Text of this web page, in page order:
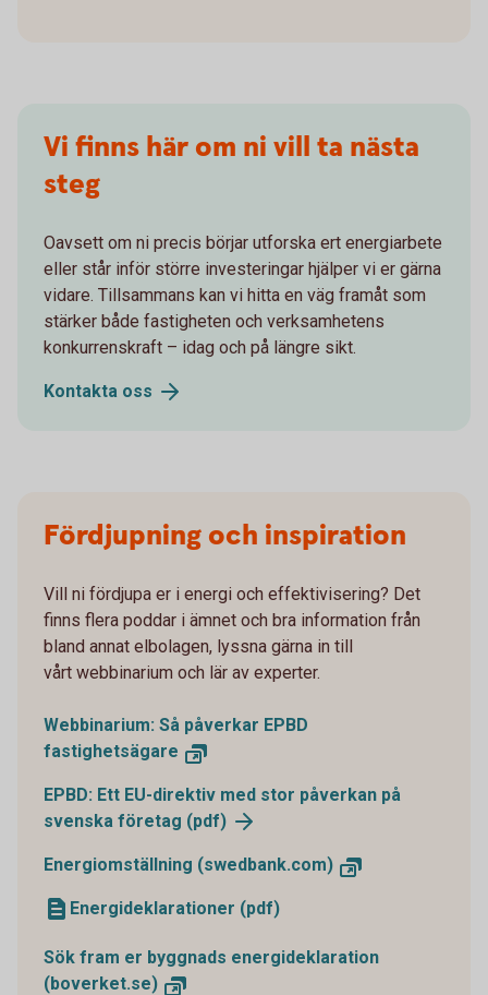
Vi finns här om ni vill ta nästa
steg
Oavsett om ni precis börjar utforska ert energiarbete
eller står inför större investeringar hjälper vi er gärna
vidare. Tillsammans kan vi hitta en väg framåt som
stärker både fastigheten och verksamhetens
konkurrenskraft – idag och på längre sikt.
Kontakta oss
Fördjupning och inspiration
Vill ni fördjupa er i energi och effektivisering? Det
finns flera poddar i ämnet och bra information från
bland annat elbolagen, lyssna gärna in till
vårt webbinarium och lär av experter.
Webbinarium: Så påverkar EPBD
fastighetsägare
EPBD: Ett EU-direktiv med stor påverkan på
svenska företag (pdf)
Energiomställning (swedbank.com)
Energideklarationer (pdf)
Sök fram er byggnads energideklaration
(boverket.se)